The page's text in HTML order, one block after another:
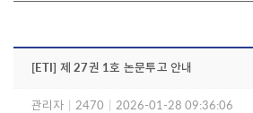
[ETI] 제 27권 1호 논문투고 안내
관리자 2470 2026-01-28 09:36:06